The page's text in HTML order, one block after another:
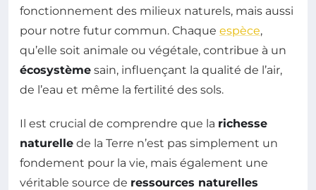
fonctionnement des milieux naturels, mais aussi
pour notre futur commun. Chaque espèce,
qu’elle soit animale ou végétale, contribue à un
écosystème sain, influençant la qualité de l’air,
de l’eau et même la fertilité des sols.
Il est crucial de comprendre que la richesse
naturelle de la Terre n’est pas simplement un
fondement pour la vie, mais également une
véritable source de ressources naturelles